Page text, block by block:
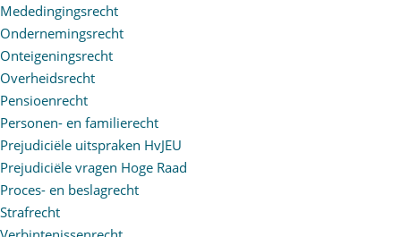
Mededingingsrecht
Ondernemingsrecht
Onteigeningsrecht
Overheidsrecht
Pensioenrecht
Personen- en familierecht
Prejudiciële uitspraken HvJEU
Prejudiciële vragen Hoge Raad
Proces- en beslagrecht
Strafrecht